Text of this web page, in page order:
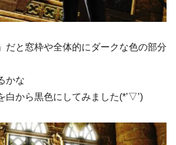
だと窓枠や全体的にダークな色の部分
かな
白から黒色にしてみました(*’▽’)